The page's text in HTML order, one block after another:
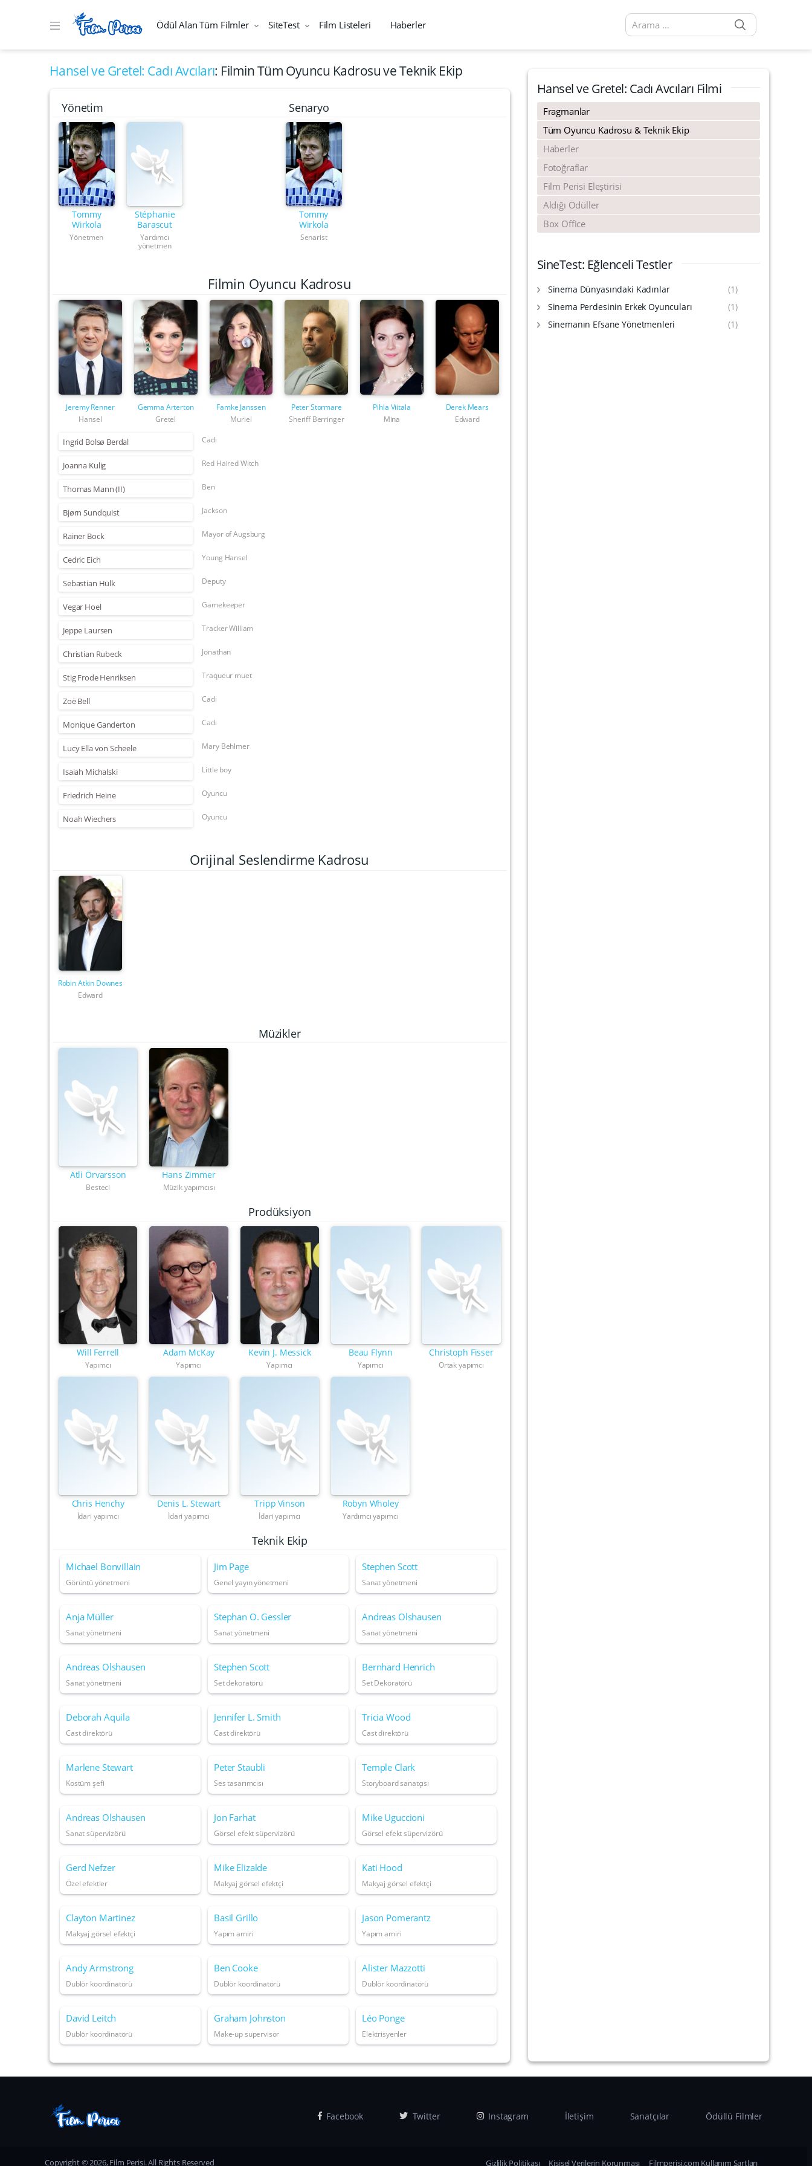
Ödül Alan Tüm Filmler SiteTest Film Listeleri Haberler
Arama sonuçları:
Hansel ve Gretel: Cadı Avcıları: Filmin Tüm Oyuncu Kadrosu ve Teknik Ekip
Yönetim
Tommy
Wirkola
Yönetmen
Stéphanie
Barascut
Yardımcı
yönetmen
Senaryo
Tommy
Wirkola
Senarist
Filmin Oyuncu Kadrosu
Jeremy Renner
Hansel
Gemma Arterton
Gretel
Famke Janssen
Muriel
Peter Stormare
Sheriff Berringer
Pihla Viitala
Mina
Derek Mears
Edward
Ingrid Bolsø Berdal Cadı
Joanna Kulig Red Haired Witch
Thomas Mann (II) Ben
Bjørn Sundquist Jackson
Rainer Bock Mayor of Augsburg
Cedric Eich Young Hansel
Sebastian Hülk Deputy
Vegar Hoel Gamekeeper
Jeppe Laursen Tracker William
Christian Rubeck Jonathan
Stig Frode Henriksen Traqueur muet
Zoë Bell Cadı
Monique Ganderton Cadı
Lucy Ella von Scheele Mary Behlmer
Isaiah Michalski Little boy
Friedrich Heine Oyuncu
Noah Wiechers Oyuncu
Orijinal Seslendirme Kadrosu
Robin Atkin Downes
Edward
Müzikler
Atli Örvarsson
Besteci
Hans Zimmer
Müzik yapımcısı
Prodüksiyon
Will Ferrell
Yapımcı
Adam McKay
Yapımcı
Kevin J. Messick
Yapımcı
Beau Flynn
Yapımcı
Christoph Fisser
Ortak yapımcı
Chris Henchy
İdari yapımcı
Denis L. Stewart
İdari yapımcı
Tripp Vinson
İdari yapımcı
Robyn Wholey
Yardımcı yapımcı
Teknik Ekip
Michael Bonvillain
Görüntü yönetmeni
Jim Page
Genel yayın yönetmeni
Stephen Scott
Sanat yönetmeni
Anja Müller
Sanat yönetmeni
Stephan O. Gessler
Sanat yönetmeni
Andreas Olshausen
Sanat yönetmeni
Andreas Olshausen
Sanat yönetmeni
Stephen Scott
Set dekoratörü
Bernhard Henrich
Set Dekoratörü
Deborah Aquila
Cast direktörü
Jennifer L. Smith
Cast direktörü
Tricia Wood
Cast direktörü
Marlene Stewart
Kostüm şefi
Peter Staubli
Ses tasarımcısı
Temple Clark
Storyboard sanatçısı
Andreas Olshausen
Sanat süpervizörü
Jon Farhat
Görsel efekt süpervizörü
Mike Uguccioni
Görsel efekt süpervizörü
Gerd Nefzer
Özel efektler
Mike Elizalde
Makyaj görsel efektçi
Kati Hood
Makyaj görsel efektçi
Clayton Martinez
Makyaj görsel efektçi
Basil Grillo
Yapım amiri
Jason Pomerantz
Yapım amiri
Andy Armstrong
Dublör koordinatörü
Ben Cooke
Dublör koordinatörü
Alister Mazzotti
Dublör koordinatörü
David Leitch
Dublör koordinatörü
Graham Johnston
Make-up supervisor
Léo Ponge
Elektrisyenler
Hansel ve Gretel: Cadı Avcıları Filmi
Fragmanlar
Tüm Oyuncu Kadrosu & Teknik Ekip
Haberler
Fotoğraflar
Film Perisi Eleştirisi
Aldığı Ödüller
Box Office
SineTest: Eğlenceli Testler
Sinema Dünyasındaki Kadınlar
(1)
Sinema Perdesinin Erkek Oyuncuları
(1)
Sinemanın Efsane Yönetmenleri
(1)
Facebook Twitter Instagram İletişim Sanatçılar Ödüllü Filmler
Copyright © 2026, Film Perisi. All Rights Reserved Gizlilik Politikası Kişisel Verilerin Korunması Filmperisi.com Kullanım Şartları